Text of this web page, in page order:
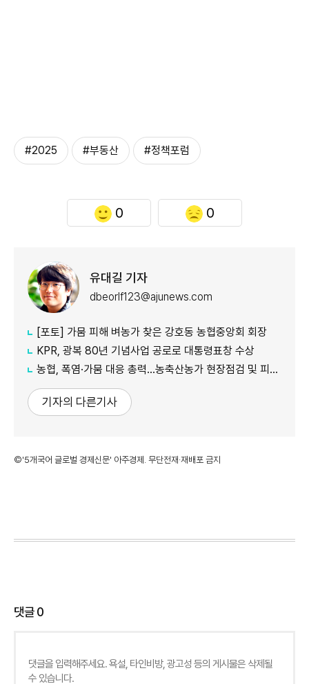
#2025 #부동산 #정책포럼
0 0
유대길 기자
dbeorlf123@ajunews.com
[포토] 가뭄 피해 벼농가 찾은 강호동 농협중앙회 회장
KPR, 광복 80년 기념사업 공로로 대통령표창 수상
농협, 폭염·가뭄 대응 총력...농축산농가 현장점검 및 피해 예방 강화
기자의 다른기사
©'5개국어 글로벌 경제신문' 아주경제. 무단전재·재배포 금지
댓글0